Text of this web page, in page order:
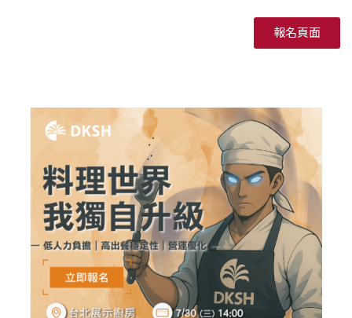
報名頁面